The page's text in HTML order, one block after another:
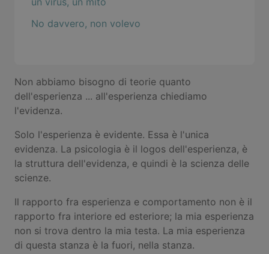
No davvero, non volevo
Non abbiamo bisogno di teorie quanto
dell'esperienza ... all'esperienza chiediamo
l'evidenza.
Solo l'esperienza è evidente. Essa è l'unica
evidenza. La psicologia è il logos dell'esperienza, è
la struttura dell'evidenza, e quindi è la scienza delle
scienze.
Il rapporto fra esperienza e comportamento non è il
rapporto fra interiore ed esteriore; la mia esperienza
non si trova dentro la mia testa. La mia esperienza
di questa stanza è la fuori, nella stanza.